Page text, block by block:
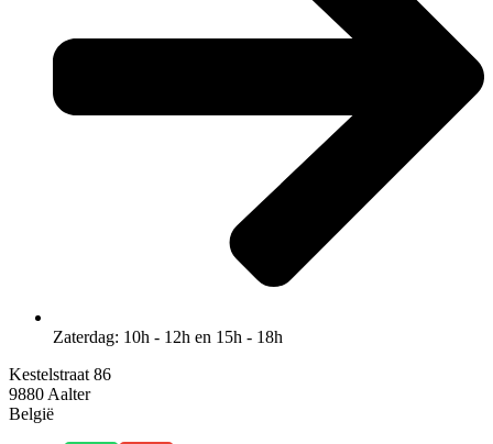
Zaterdag: 10h - 12h en 15h - 18h
Kestelstraat 86
9880 Aalter
België